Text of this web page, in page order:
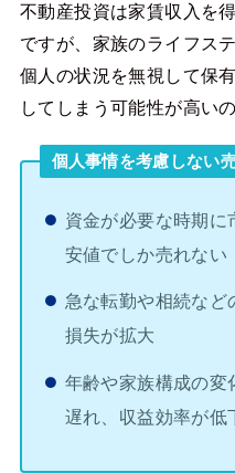
不動産投資は家賃収入を
ですが、家族のライフス
個人の状況を無視して保
してしまう可能性が高いの
個人事情を考慮しない
資金が必要な時期に
安値でしか売れない
急な転勤や相続など
損失が拡大
年齢や家族構成の変
遅れ、収益効率が低